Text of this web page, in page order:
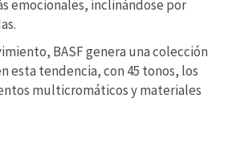
emocionales, inclinándose por
BASF genera una colección
esta tendencia, con 45 tonos, los
multicromáticos y materiales